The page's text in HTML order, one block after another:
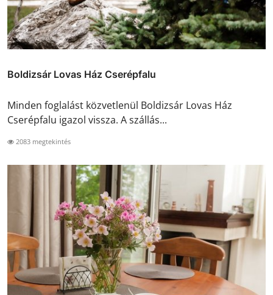
Boldizsár Lovas Ház Cserépfalu
Minden foglalást közvetlenül Boldizsár Lovas Ház
Cserépfalu igazol vissza. A szállás...
2083 megtekintés